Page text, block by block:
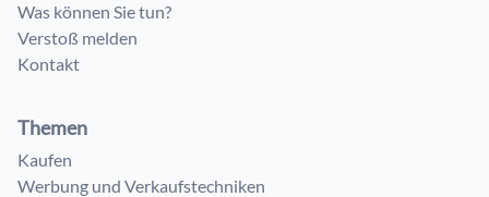
Was können Sie tun?
Verstoß melden
Kontakt
Themen
Kaufen
Werbung und Verkaufstechniken